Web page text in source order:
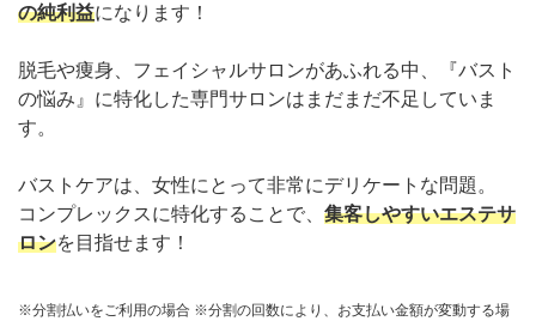
の純利益になります！
脱毛や痩身、フェイシャルサロンがあふれる中、『バスト
の悩み』に特化した専門サロンはまだまだ不足していま
す。
バストケアは、女性にとって非常にデリケートな問題。
コンプレックスに特化することで、 集客しやすいエステサ
ロンを目指せます！
※分割払いをご利用の場合 ※分割の回数により、お支払い金額が変動する場